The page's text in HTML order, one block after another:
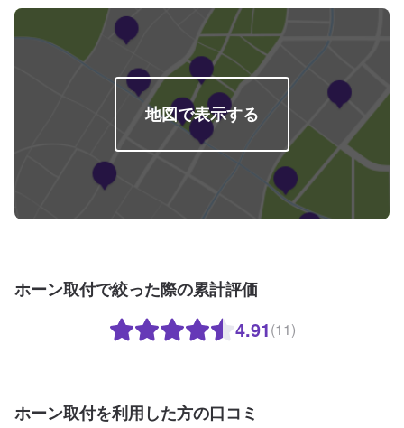
地図で表示する
ホーン取付で絞った際の累計評価
4.91(11)
ホーン取付を利用した方の口コミ